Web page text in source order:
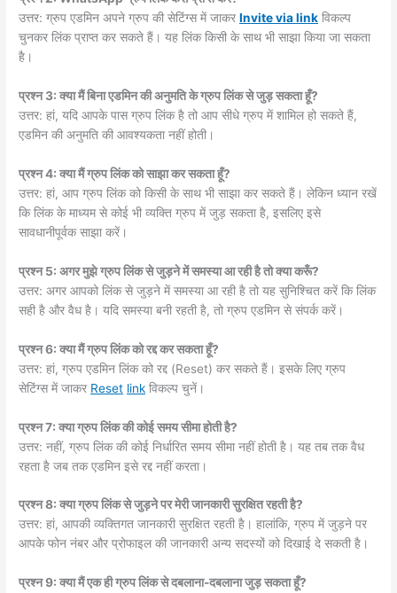
उत्तर: ग्रुप एडमिन अपने ग्रुप की सेटिंग्स में जाकरInvite via link विकल्प
चुनकर लिंक प्राप्त कर सकते हैं। यह लिंक किसी के साथ भी साझा किया जा सकता
है।
प्रश्न 3: क्या मैं बिना एडमिन की अनुमति के ग्रुप लिंक से जुड़ सकता हूँ?
उत्तर: हां, यदि आपके पास ग्रुप लिंक है तो आप सीधे ग्रुप में शामिल हो सकते हैं,
एडमिन की अनुमति की आवश्यकता नहीं होती।
प्रश्न 4: क्या मैं ग्रुप लिंक को साझा कर सकता हूँ?
उत्तर: हां, आप ग्रुप लिंक को किसी के साथ भी साझा कर सकते हैं। लेकिन ध्यान रखें
कि लिंक के माध्यम से कोई भी व्यक्ति ग्रुप में जुड़ सकता है, इसलिए इसे
सावधानीपूर्वक साझा करें।
प्रश्न 5: अगर मुझे ग्रुप लिंक से जुड़ने में समस्या आ रही है तो क्या करूँ?
उत्तर: अगर आपको लिंक से जुड़ने में समस्या आ रही है तो यह सुनिश्चित करें कि लिंक
सही है और वैध है। यदि समस्या बनी रहती है, तो ग्रुप एडमिन से संपर्क करें।
प्रश्न 6: क्या मैं ग्रुप लिंक को रद्द कर सकता हूँ?
उत्तर: हां, ग्रुप एडमिन लिंक को रद्द (Reset) कर सकते हैं। इसके लिए ग्रुप
सेटिंग्स में जाकर Reset link विकल्प चुनें।
प्रश्न 7: क्या ग्रुप लिंक की कोई समय सीमा होती है?
उत्तर: नहीं, ग्रुप लिंक की कोई निर्धारित समय सीमा नहीं होती है। यह तब तक वैध
रहता है जब तक एडमिन इसे रद्द नहीं करता।
प्रश्न 8: क्या ग्रुप लिंक से जुड़ने पर मेरी जानकारी सुरक्षित रहती है?
उत्तर: हां, आपकी व्यक्तिगत जानकारी सुरक्षित रहती है। हालांकि, ग्रुप में जुड़ने पर
आपके फोन नंबर और प्रोफाइल की जानकारी अन्य सदस्यों को दिखाई दे सकती है।
प्रश्न 9: क्या मैं एक ही ग्रुप लिंक से दबलाना-दबलाना जुड़ सकता हूँ?